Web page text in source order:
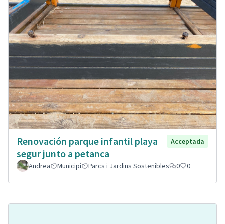
Renovación parque infantil playa
segur junto a petanca
Acceptada
Andrea Municipi Parcs i Jardins Sostenibles 0 0